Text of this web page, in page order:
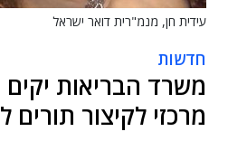
עידית חן, מנמ"רית דואר ישראל
חדשות
משרד הבריאות
מרכזי לקיצור תורים